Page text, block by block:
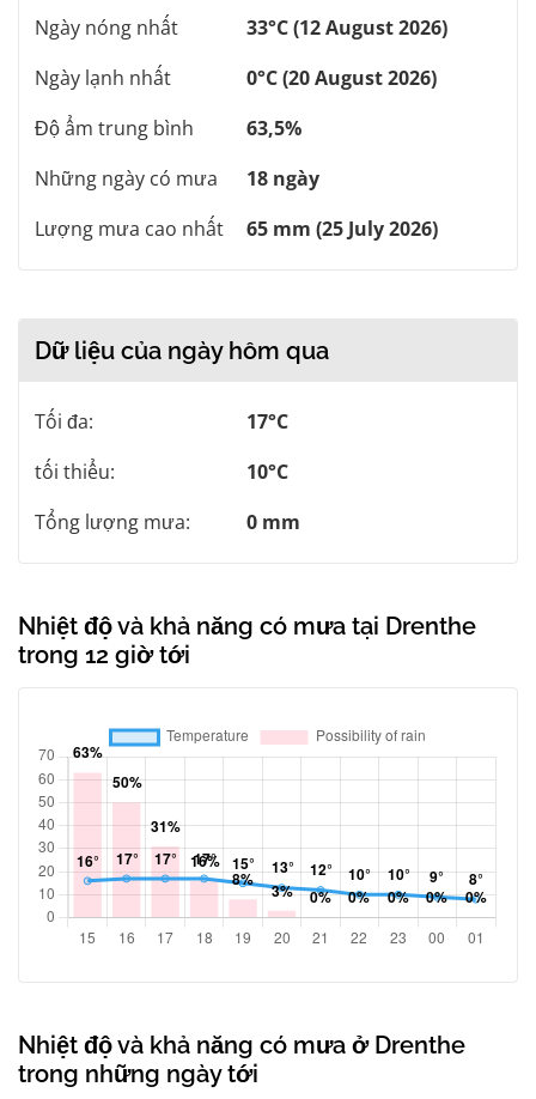
Ngày nóng nhất
33°C (12 August 2026)
Ngày lạnh nhất
0°C (20 August 2026)
Độ ẩm trung bình
63,5%
Những ngày có mưa
18 ngày
Lượng mưa cao nhất
65 mm (25 July 2026)
Dữ liệu của ngày hôm qua
Tối đa:
17°C
tối thiểu:
10°C
Tổng lượng mưa:
0 mm
Nhiệt độ và khả năng có mưa tại Drenthe
trong 12 giờ tới
Nhiệt độ và khả năng có mưa ở Drenthe
trong những ngày tới